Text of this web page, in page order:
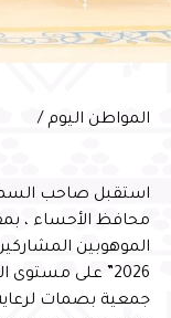
وعبّر المهندس
دعمه واهتمامه
التشغيل، بما يسهم
المواطن اليوم /
استقبل صاحب
محافظ الأحساء ،
الموهوبين
2026” على
جمعية بصمات لرعاية